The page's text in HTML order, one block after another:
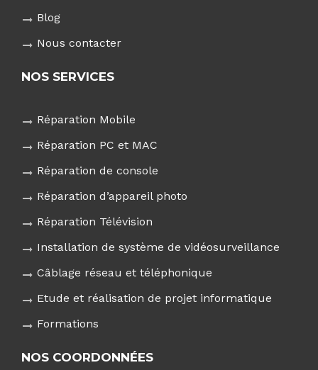
Blog
Nous contacter
NOS SERVICES
Réparation Mobile
Réparation PC et MAC
Réparation de console
Réparation d’appareil photo
Réparation Télévision
Installation de système de vidéosurveillance
Câblage réseau et téléphonique
Etude et réalisation de projet informatique
Formations
NOS COORDONNÉES